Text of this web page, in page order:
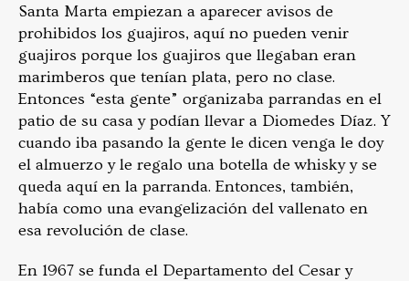
Santa Marta empiezan a aparecer avisos de
prohibidos los guajiros, aquí no pueden venir
guajiros porque los guajiros que llegaban eran
marimberos que tenían plata, pero no clase.
Entonces “esta gente” organizaba parrandas en el
patio de su casa y podían llevar a Diomedes Díaz. Y
cuando iba pasando la gente le dicen venga le doy
el almuerzo y le regalo una botella de whisky y se
queda aquí en la parranda. Entonces, también,
había como una evangelización del vallenato en
esa revolución de clase.
En 1967 se funda el Departamento del Cesar y